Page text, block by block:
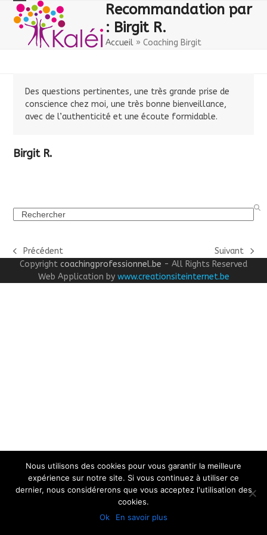
content
Open
mobile
menu
Close
mobile
menu
Recommandation par
: Birgit R.
Accueil »Coaching Birgit
Des questions pertinentes, une très grande prise de
conscience chez moi, une très bonne bienveillance,
avec de l’authenticité et une écoute formidable.
Birgit R.
Search
previous
post:
Précédent
next
post:
Suivant
Copyright coachingprofessionnel.be - All Rights Reserved
Web Application by www.creationsiteinternet.be
Nous utilisons des cookies pour vous garantir la meilleure
expérience sur notre site. Si vous continuez à utiliser ce
dernier, nous considérerons que vous acceptez l'utilisation des
cookies.
Ok
En savoir plus